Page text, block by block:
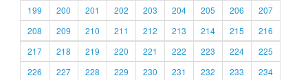
199
200 201 202 203 204 205 206
207
208
209 210 211 212 213 214 215
216
217
218 219 220 221 222 223 224
225
226
227 228 229 230 231 232 233 234